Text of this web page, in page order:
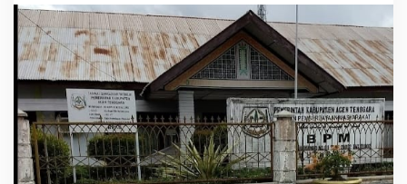
8
5
%
B
a
l
i
h
o
R
e
a
l